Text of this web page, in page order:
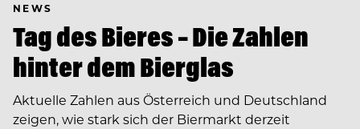
NEWS
Tag des Bieres – Die Zahlen
hinter dem Bierglas
Aktuelle Zahlen aus Österreich und Deutschland
zeigen, wie stark sich der Biermarkt derzeit